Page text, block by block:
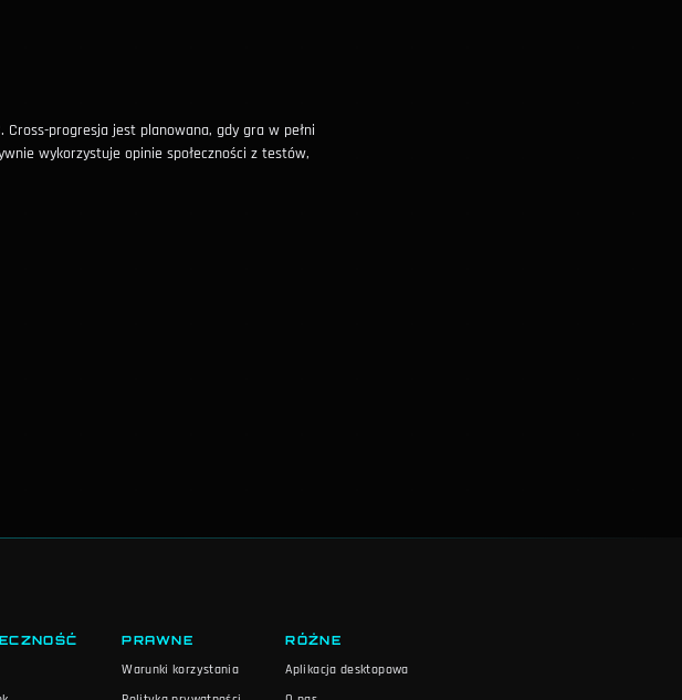
progresja jest planowana, gdy gra w pełni
wykorzystuje opinie społeczności z testów,
PRAWNE
Warunki korzystania
RÓŻNE
Aplikacja desktopowa